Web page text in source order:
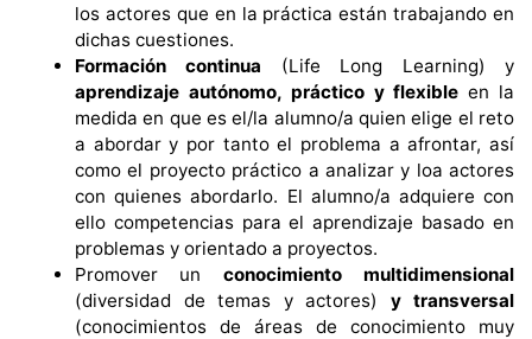
los actores que en la práctica están trabajando en
dichas cuestiones.
Formación continua (Life Long Learning) y
aprendizaje autónomo, práctico y flexible en la
medida en que es el/la alumno/a quien elige el reto
a abordar y por tanto el problema a afrontar, así
como el proyecto práctico a analizar y loa actores
con quienes abordarlo. El alumno/a adquiere con
ello competencias para el aprendizaje basado en
problemas y orientado a proyectos.
Promover un conocimiento multidimensional
(diversidad de temas y actores) y transversal
(conocimientos de áreas de conocimiento muy